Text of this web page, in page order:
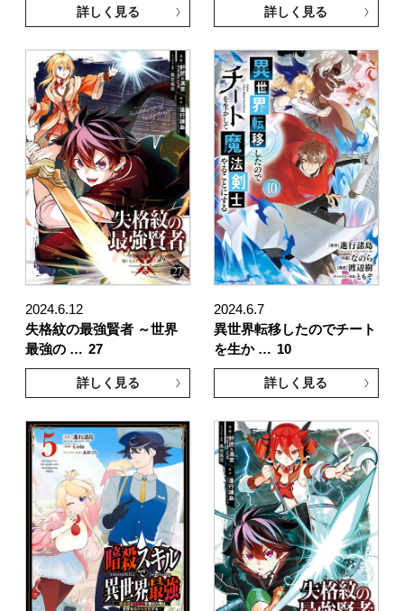
詳しく見る 詳しく見る
2024.6.12
失格紋の最強賢者 ～世界
最強の … 27
詳しく見る
2024.6.7
異世界転移したのでチート
を生か … 10
詳しく見る